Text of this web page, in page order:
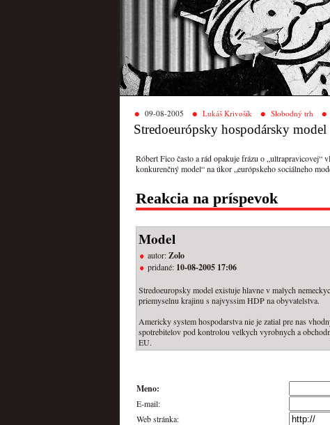
09-08-2005 Lukáš Krivošík Slobodný trh
Stredoeurópsky hospodársky model
Róbert Fico často a rád opakuje frázu o „ultrapravicovej“
konkurenčný model“ na úkor „európskeho sociálneho
Reakcia na príspevok
Model
autor:Zolo
pridané: 10-08-2005 17:06
Stredoeuropsky model existuje hlavne v malych
priemyselnu krajinu s najvyssim HDP na obyvatelstva.
Americky system hospodarstva nie je zatial pre nas
spotrebitelov pod kontrolou velkych vyrobnych a
EU.
Meno:
E-mail:
Web stránka: